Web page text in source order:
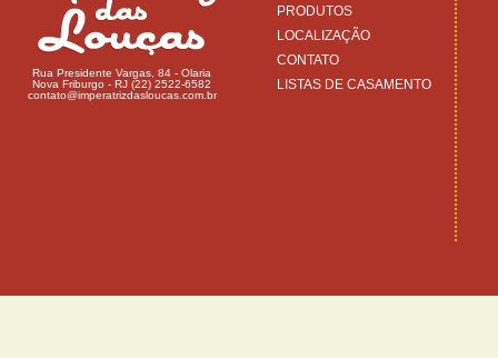
Rua Presidente Vargas, 84 - Olaria
Nova Friburgo - RJ (22) 2522-6582
contato@imperatrizdasloucas.com.br
PRODUTOS
LOCALIZAÇÃO
CONTATO
LISTAS DE CASAMENTO